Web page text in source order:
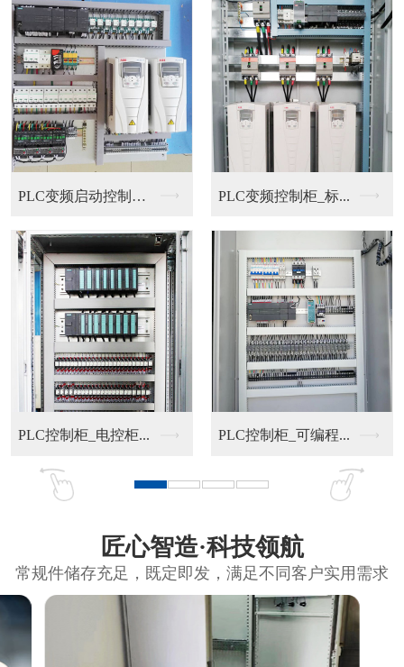
PLC变频启动控制柜... PLC变频控制柜_标...
PLC控制柜_电控柜... PLC控制柜_可编程...
匠心智造·科技领航
常规件储存充足，既定即发，满足不同客户实用需求